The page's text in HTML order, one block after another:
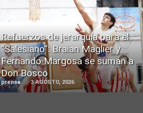
Refuerzos de jerarquía para el
“Salesiano”: Braian Maglier y
Fernando Margosa se suman a
Don Bosco
prensa 3 AGOSTO, 2026
READ
MORE